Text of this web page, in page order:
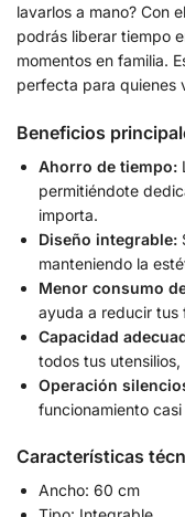
lavarlos a mano? Con el
podrás liberar tiempo
momentos en familia.
perfecta para quienes
Beneficios
Ahorro de tiempo:
permitiéndote
importa.
Diseño integrable:
manteniendo la
Menor consumo
ayuda a reducir
Capacidad
todos tus
Operación
funcionamiento
Características
Ancho: 60 cm